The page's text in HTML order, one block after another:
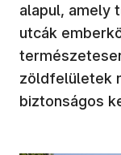
alapul, amely
utcák
zöldfelületek
biztonságos